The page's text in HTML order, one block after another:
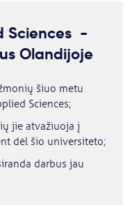
Sciences -
Olandijoje
šiuo metu
Sciences;
jie atvažiuoja į
dėl šio universiteto;
darbus jau